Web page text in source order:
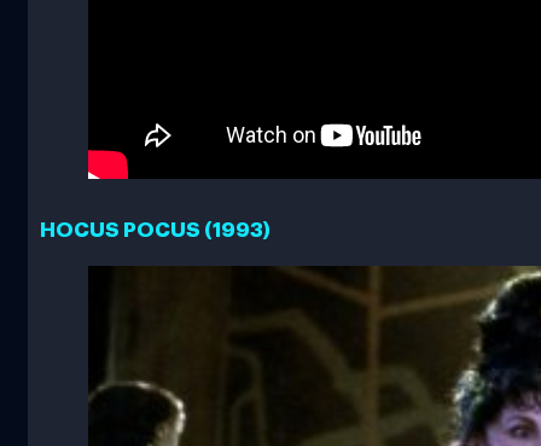
HOCUS POCUS (1993)